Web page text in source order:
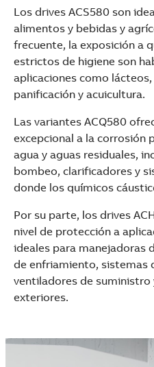
Los drives ACS580 son
alimentos y bebidas y
frecuente, la exposición a
estrictos de higiene son
aplicaciones como
panificación y acuicultura.
Las variantes ACQ580
excepcional a la corrosión
agua y aguas residuales,
bombeo, clarificadores y
donde los químicos
Por su parte, los drives
nivel de protección a
ideales para manejadoras
de enfriamiento, sistemas
ventiladores de
exteriores.